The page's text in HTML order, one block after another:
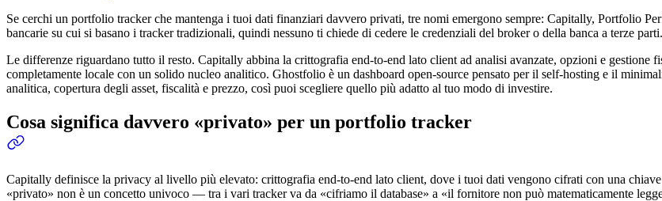
Se cerchi un portfolio tracker che mantenga i tuoi dati finanziari davvero privati, tre nomi emergono sempre: Capitally, Portfolio
bancarie su cui si basano i tracker tradizionali, quindi nessuno ti chiede di cedere le credenziali del broker o della banca a terze parti.
Le differenze riguardano tutto il resto. Capitally abbina la crittografia end-to-end lato client ad analisi avanzate, opzioni e gestione
completamente locale con un solido nucleo analitico. Ghostfolio è un dashboard open-source pensato per il self-hosting e il
analitica, copertura degli asset, fiscalità e prezzo, così puoi scegliere quello più adatto al tuo modo di investire.
Cosa significa davvero «privato» per un portfolio tracker
Capitally definisce la privacy al livello più elevato: crittografia end-to-end lato client, dove i tuoi dati vengono cifrati con una
«privato» non è un concetto univoco — tra i vari tracker va da «cifriamo il database» a «il fornitore non può matematicamente